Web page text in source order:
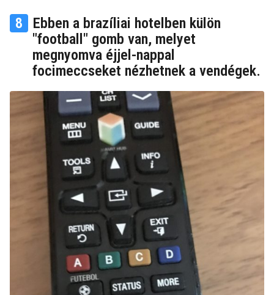
8
Ebben a brazíliai hotelben külön
"football" gomb van, melyet
megnyomva éjjel-nappal
focimeccseket nézhetnek a vendégek.